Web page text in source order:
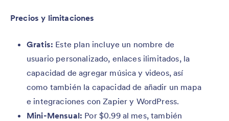
Precios y limitaciones
Gratis: Este plan incluye un nombre de
usuario personalizado, enlaces ilimitados, la
capacidad de agregar música y videos, así
como también la capacidad de añadir un mapa
e integraciones con Zapier y WordPress.
Mini-Mensual: Por $0.99 al mes, también